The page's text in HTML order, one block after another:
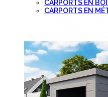
CARPORTS EN
CARPORTS EN